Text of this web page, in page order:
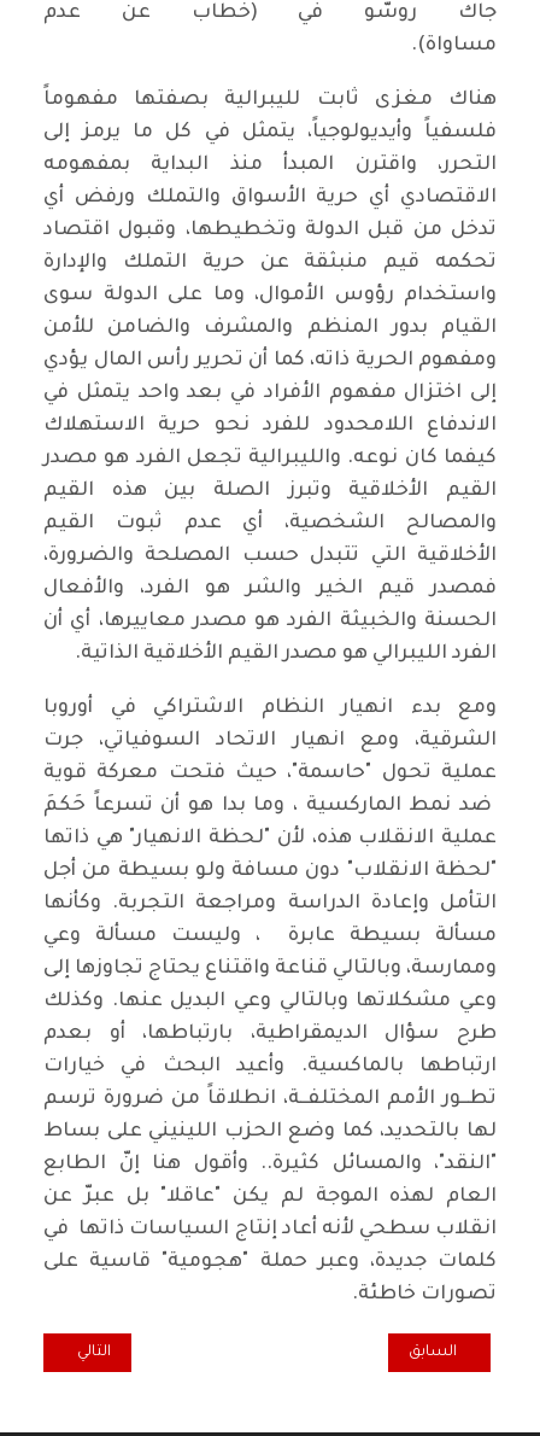
جاك روسّو في (خطاب عن عدم
مساواة).
هناك مغزى ثابت لليبرالية بصفتها مفهوماً
فلسفياً وأيديولوجياً، يتمثل في كل ما يرمز إلى
التحرر، واقترن المبدأ منذ البداية بمفهومه
الاقتصادي أي حرية الأسواق والتملك ورفض أي
تدخل من قبل الدولة وتخطيطها، وقبول اقتصاد
تحكمه قيم منبثقة عن حرية التملك والإدارة
واستخدام رؤوس الأموال، وما على الدولة سوى
القيام بدور المنظم والمشرف والضامن للأمن
ومفهوم الحرية ذاته، كما أن تحرير رأس المال يؤدي
إلى اختزال مفهوم الأفراد في بعد واحد يتمثل في
الاندفاع اللامحدود للفرد نحو حرية الاستهلاك
كيفما كان نوعه. والليبرالية تجعل الفرد هو مصدر
القيم الأخلاقية وتبرز الصلة بين هذه القيم
والمصالح الشخصية، أي عدم ثبوت القيم
الأخلاقية التي تتبدل حسب المصلحة والضرورة،
فمصدر قيم الخير والشر هو الفرد، والأفعال
الحسنة والخبيثة الفرد هو مصدر معاييرها، أي أن
الفرد الليبرالي هو مصدر القيم الأخلاقية الذاتية.
ومع بدء انهيار النظام الاشتراكي في أوروبا
الشرقية، ومع انهيار الاتحاد السوفياتي، جرت
عملية تحول "حاسمة"، حيث فتحت معركة قوية
ضد نمط الماركسية ، وما بدا هو أن تسرعاً حَكمَ
عملية الانقلاب هذه، لأن "لحظة الانهيار" هي ذاتها
"لحظة الانقلاب" دون مسافة ولو بسيطة من أجل
التأمل وإعادة الدراسة ومراجعة التجربة. وكأنها
مسألة بسيطة عابرة ، وليست مسألة وعي
وممارسة، وبالتالي قناعة واقتناع يحتاج تجاوزها إلى
وعي مشكلاتها وبالتالي وعي البديل عنها. وكذلك
طرح سؤال الديمقراطية، بارتباطها، أو بعدم
ارتباطها بالماكسية. وأعيد البحث في خيارات
تطــور الأمم المختلفــة، انطلاقاً من ضرورة ترسم
لها بالتحديد، كما وضع الحزب اللينيني على بساط
"النقد"، والمسائل كثيرة.. وأقول هنا إنّ الطابع
العام لهذه الموجة لم يكن "عاقلا" بل عبرّ عن
انقلاب سطحي لأنه أعاد إنتاج السياسات ذاتها في
كلمات جديدة، وعبر حملة "هجومية" قاسية على
تصورات خاطئة.
المقال السابق: تصغير الدوائر الانتخابية بين القبول والرفض*
السابق المقال التالي:
التالي